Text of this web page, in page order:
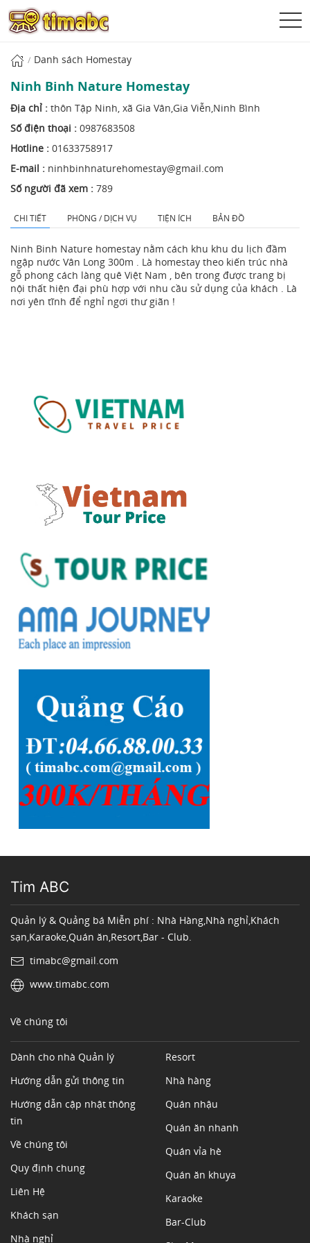
Danh sách Homestay
Ninh Binh Nature Homestay
Địa chỉ : thôn Tập Ninh, xã Gia Vân,Gia Viễn,Ninh Bình
Số điện thoại : 0987683508
Hotline : 01633758917
E-mail : ninhbinhnaturehomestay@gmail.com
Số người đã xem : 789
CHI TIẾT PHÒNG / DỊCH VỤ TIỆN ÍCH BẢN ĐỒ
Ninh Binh Nature homestay nằm cách khu khu du lịch đầm
ngập nước Vân Long 300m . Là homestay theo kiến trúc nhà
gỗ phong cách làng quê Việt Nam , bên trong được trang bị
nội thất hiện đại phù hợp với nhu cầu sử dụng của khách . Là
nơi yên tĩnh để nghỉ ngơi thư giãn !
Tim ABC
Quản lý & Quảng bá Miễn phí : Nhà Hàng,Nhà nghỉ,Khách
sạn,Karaoke,Quán ăn,Resort,Bar - Club.
timabc@gmail.com
www.timabc.com
Về chúng tôi
Dành cho nhà Quản lý
Hướng dẫn gửi thông tin
Hướng dẫn cập nhật thông
tin
Về chúng tôi
Quy định chung
Liên Hệ
Khách sạn
Nhà nghỉ
Resort
Nhà hàng
Quán nhậu
Quán ăn nhanh
Quán vỉa hè
Quán ăn khuya
Karaoke
Bar-Club